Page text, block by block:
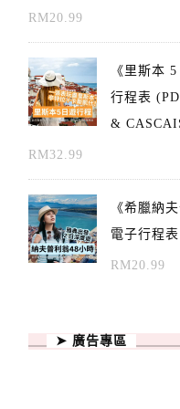
RM20.99
《里斯本
行程表
&
RM32.99
《希臘納
電子行程
RM20.99
➤ 廣告專區